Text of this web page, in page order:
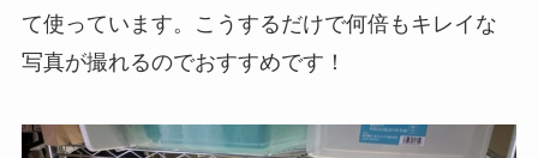
て使っています。こうするだけで何倍もキレイな
写真が撮れるのでおすすめです！